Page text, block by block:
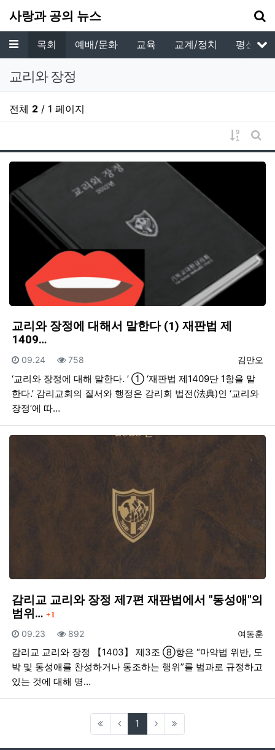
사랑과 공의 뉴스
메뉴
성 목회 예배/문화 교육 교계/정치
평신도
교리와 장정
전체 2 / 1 페이지
게시물
게
교리와 장정에 대해서 말한다 (1) 재판법 제
1409…
등록자
김만오
등록일
09.24 조회
758
‘교리와 장정에 대해 말한다. ’ ① ‘재판법 제1409단 1항을 말
한다.’ 감리교회의 질서와 행정은 감리회 법전(法典)인 ‘교리와
장정’에 따…
감리교 교리와 장정 제7편 재판법에서 "동성애"의
범위… 댓글
1
등록자
여동훈
등록일
09.23 조회
892
감리교 교리와 장정 【1403】 제3조 ⑧항은 “마약법 위반, 도
박 및 동성애를 찬성하거나 동조하는 행위”를 범과로 규정하고
있는 것에 대해 명…
1 (current)